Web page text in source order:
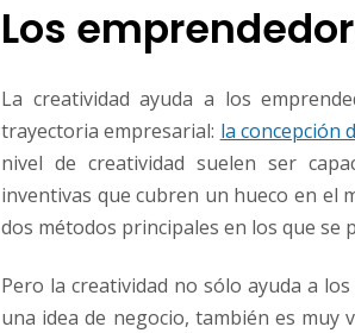
Los
La creatividad ayuda a los
trayectoria empresarial: la concepción
nivel de creatividad suelen ser
inventivas que cubren un hueco en el
dos métodos principales en los que se
Pero la creatividad no sólo ayuda a
una idea de negocio, también es muy